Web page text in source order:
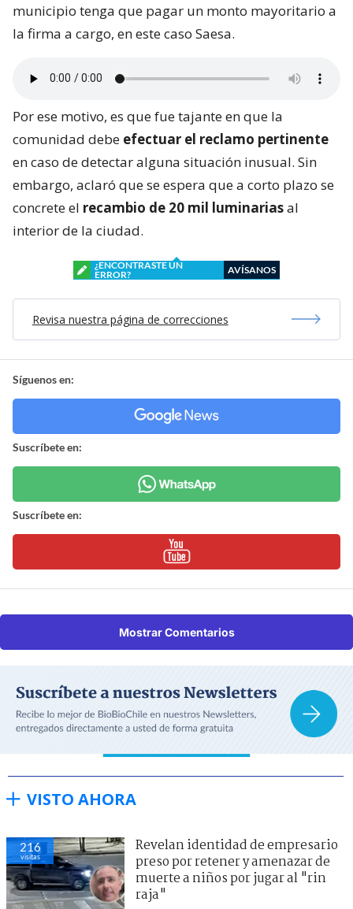
municipio tenga que pagar un monto mayoritario a
la firma a cargo, en este caso Saesa.
Por ese motivo, es que fue tajante en que la
comunidad debe efectuar el reclamo pertinente
en caso de detectar alguna situación inusual. Sin
embargo, aclaró que se espera que a corto plazo se
concrete el recambio de 20 mil luminariasal
interior de la ciudad.
¿ENCONTRASTE UN
ERROR?
AVÍSANOS
Revisa nuestra página de correcciones
Síguenos en:
Suscríbete en:
Suscríbete en:
Mostrar Comentarios
VISTO AHORA
216
visitas
Revelan identidad de empresario
preso por retener y amenazar de
muerte a niños por jugar al "rin
raja"